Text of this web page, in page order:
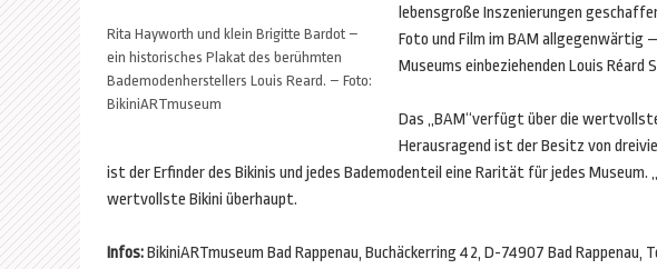
Rita Hayworth und klein Brigitte Bardot –
ein historisches Plakat des berühmten
Bademodenherstellers Louis Reard. – Foto:
BikiniARTmuseum
lebensgroße Inszenierungen
Foto und Film im BAM allgegenwärtig
Museums einbeziehenden Louis Réard
Das „BAM“verfügt über die
Herausragend ist der Besitz von
ist der Erfinder des Bikinis und jedes Bademodenteil eine Rarität für jedes Museum.
wertvollste Bikini überhaupt.
Infos:BikiniARTmuseum Bad Rappenau, Buchäckerring 42, D-74907 Bad Rappenau,